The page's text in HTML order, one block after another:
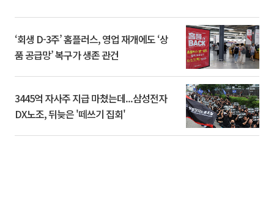
‘회생 D-3주’ 홈플러스, 영업 재개에도 ‘상
품 공급망’ 복구가 생존 관건
3445억 자사주 지급 마쳤는데...삼성전자
DX노조, 뒤늦은 '떼쓰기 집회'